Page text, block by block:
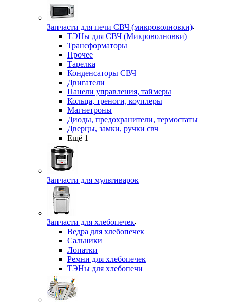
Запчасти для печи СВЧ (микроволновки)
ТЭНы для СВЧ (Микроволновки)
Трансформаторы
Прочее
Тарелка
Конденсаторы СВЧ
Двигатели
Панели управления, таймеры
Кольца, треноги, коуплеры
Магнетроны
Диоды, предохранители, термостаты
Дверцы, замки, ручки свч
Ещё 1
Запчасти для мультиварок
Запчасти для хлебопечек
Ведра для хлебопечек
Сальники
Лопатки
Ремни для хлебопечек
ТЭНы для хлебопечи